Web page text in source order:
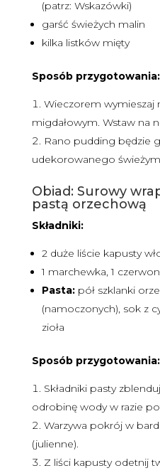
(patrz: Wskazówki)
garść świeżych malin
kilka listków mięty
Sposób przygotowania:
Wieczorem wymieszaj
migdałowym. Wstaw na
Rano pudding będzie
udekorowanego
Obiad: Surowy
pastą orzechową
Składniki:
2 duże liście kapusty
1 marchewka, 1
Pasta:pół szklanki
(namoczonych), sok z
zioła
Sposób przygotowania:
Składniki pasty
odrobinę wody w razie
Warzywa pokrój w
(julienne).
Z liści kapusty odetnij